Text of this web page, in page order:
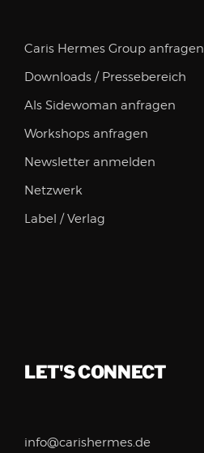
Caris Hermes Group anfragen
Downloads / Pressebereich
Als Sidewoman anfragen
Workshops anfragen
Newsletter anmelden
Netzwerk
Label / Verlag
LET'S CONNECT
info@carishermes.de